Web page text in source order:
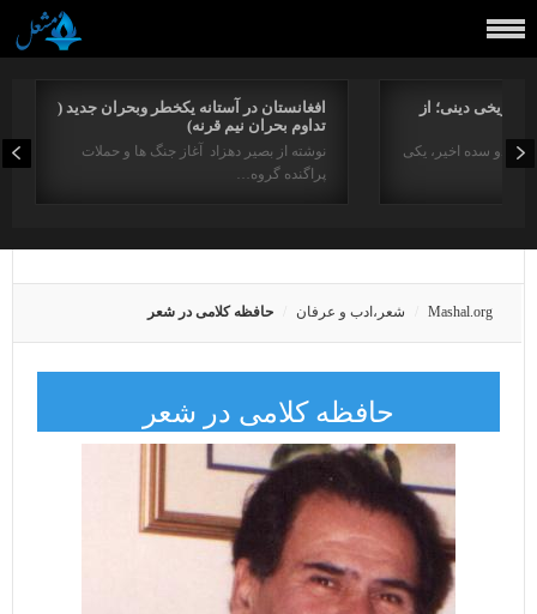
افغانستان در آستانه یکخطر وبحران جدید (
تداوم بحران نیم قرنه)
نوشته از بصیر دهزاد آغاز جنگ ها و حملات
پراگنده گروه…
دینی؛ از
در دو سده اخیر، یکی
Mashal.org شعر،ادب و عرفان حافظه کلامی در شعر
حافظه کلامی در شعر